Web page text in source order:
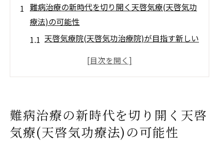
難病治療の新時代を切り開く天啓気療(天啓気功
療法)の可能性
天啓気療院(天啓気功治療院)が目指す新しい
気功(天啓気功治療や療法)がもたらす難病治
与える影響
未来の難病治療を変える天啓気療(天啓気功
難病治療の新時代を切り開く天啓
気療(天啓気功療法)の可能性